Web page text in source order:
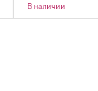
В наличии